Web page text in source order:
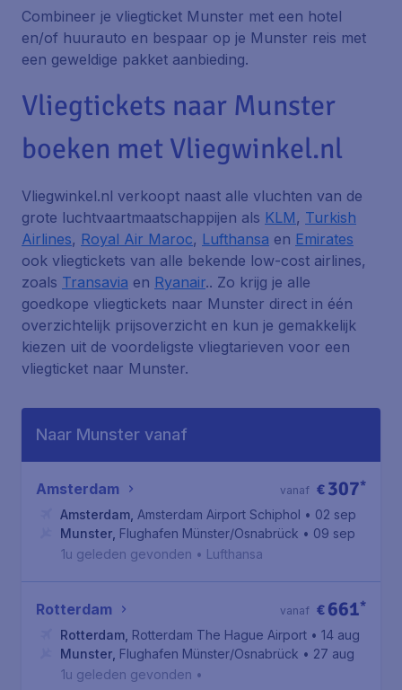
Combineer je vliegticket Munster met een hotel
en/of huurauto en bespaar op je Munster reis met
een geweldige pakket aanbieding.
Vliegtickets naar Munster
boeken met Vliegwinkel.nl
Vliegwinkel.nl verkoopt naast alle vluchten van de
grote luchtvaartmaatschappijen als KLM, Turkish
Airlines, Royal Air Maroc, Lufthansa en Emirates
ook vliegtickets van alle bekende low-cost airlines,
zoals Transavia en Ryanair.. Zo krijg je alle
goedkope vliegtickets naar Munster direct in één
overzichtelijk prijsoverzicht en kun je gemakkelijk
kiezen uit de voordeligste vliegtarieven voor een
vliegticket naar Munster.
Naar Munster vanaf
Amsterdam € 307*
vanaf
Amsterdam Amsterdam Airport Schiphol • 02 sep
Munster Flughafen Münster/Osnabrück • 09 sep
1u geleden gevonden • Lufthansa
Rotterdam € 661*
vanaf
Rotterdam Rotterdam The Hague Airport • 14 aug
Munster Flughafen Münster/Osnabrück • 27 aug
1u geleden gevonden •